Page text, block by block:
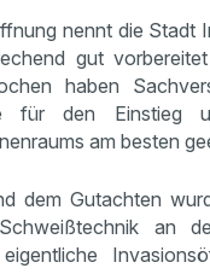
nennt die Stadt
gut
haben
für den Einstieg
am besten
dem Gutachten
an